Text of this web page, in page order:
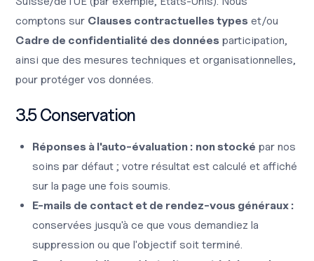
comptons sur Clauses contractuelles types et/ou
Cadre de confidentialité des données participation,
ainsi que des mesures techniques et organisationnelles,
pour protéger vos données.
3.5 Conservation
Réponses à l'auto-évaluation : non stocké par nos
soins par défaut ; votre résultat est calculé et affiché
sur la page une fois soumis.
E-mails de contact et de rendez-vous généraux :
conservées jusqu'à ce que vous demandiez la
suppression ou que l'objectif soit terminé.